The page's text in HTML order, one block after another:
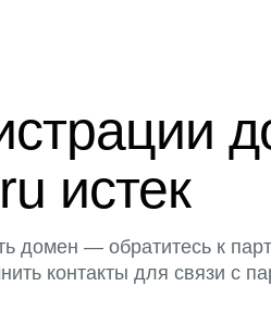
истек
домен — обратитесь к
контакты для связи с